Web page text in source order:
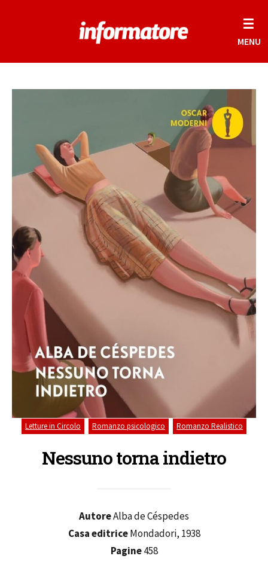
☰
MENU
Letture in Circolo Romanzo psicologico Romanzo Realistico
Nessuno torna indietro
AutoreAlba de Céspedes
Casa editriceMondadori, 1938
Pagine458